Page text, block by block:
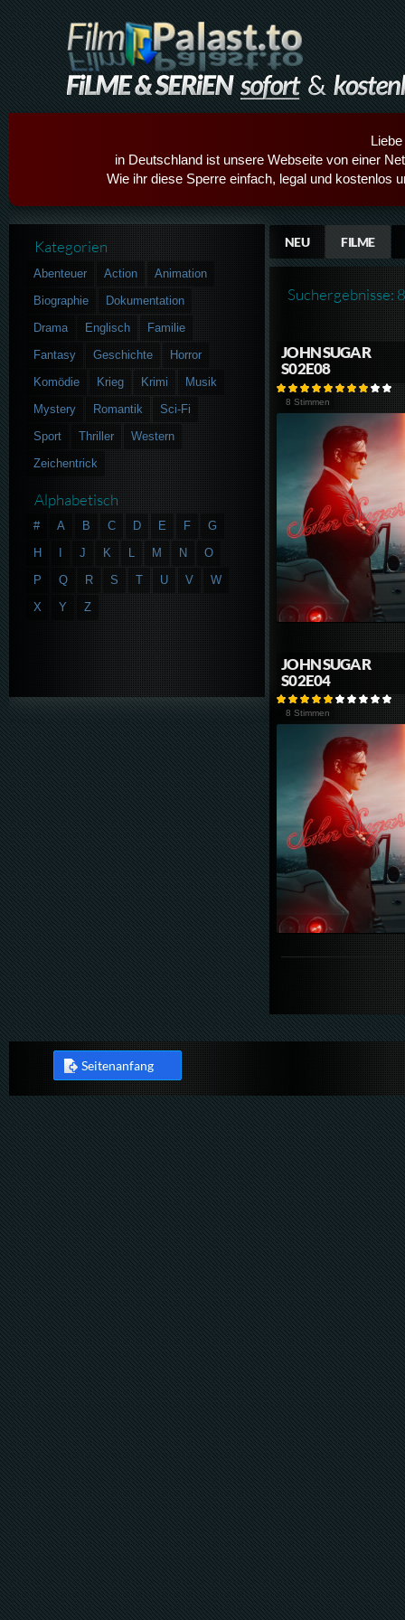
in Deutschland ist unsere Webseite von einer
Wie ihr diese Sperre einfach, legal und kostenlos
NEU FILME
Suchergebnisse: 8
JOHN SUGAR
S02E08
8 Stimmen
JOHN SUGAR
S02E04
8 Stimmen
Kategorien
Abenteuer Action
Animation
Biographie
Dokumentation
Drama
Englisch
Familie
Fantasy
Geschichte
Horror
Komödie
Krieg Krimi
Musik
Mystery
Romantik
Sci-Fi
Sport
Thriller
Western
Zeichentrick
Alphabetisch
# A B C D E F
G
H
J K L M N
O
P
Q R S T U V
W
X
Y Z
Seitenanfang